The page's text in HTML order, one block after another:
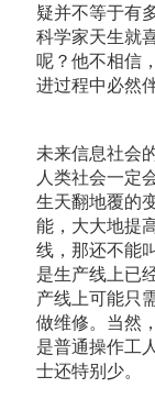
疑并不等于有
科学家天生就
呢？他不相信
进过程中必然
未来信息社会
人类社会一定
生天翻地覆的
能，大大地提
线，那还不能
是生产线上已
产线上可能只
做维修。当然
是普通操作工
士还特别少。